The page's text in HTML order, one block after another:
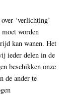
‘verlichting’
worden
kan wanen. Het
ieder delen in de
beschikken onze
de ander te